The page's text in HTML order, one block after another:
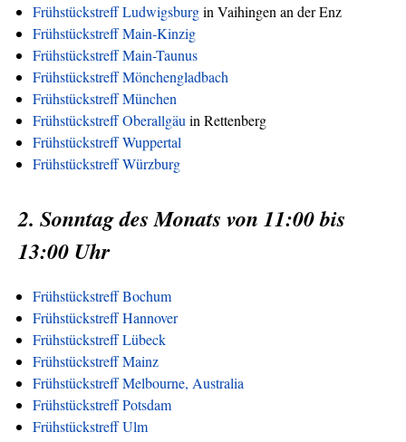
Frühstückstreff Ludwigsburgin Vaihingen an der Enz
Frühstückstreff Main-Kinzig
Frühstückstreff Main-Taunus
Frühstückstreff Mönchengladbach
Frühstückstreff München
Frühstückstreff Oberallgäu in Rettenberg
Frühstückstreff Wuppertal
Frühstückstreff Würzburg
2. Sonntag des Monats von 11:00 bis
13:00 Uhr
Frühstückstreff Bochum
Frühstückstreff Hannover
Frühstückstreff Lübeck
Frühstückstreff Mainz
Frühstückstreff Melbourne, Australia
Frühstückstreff Potsdam
Frühstückstreff Ulm